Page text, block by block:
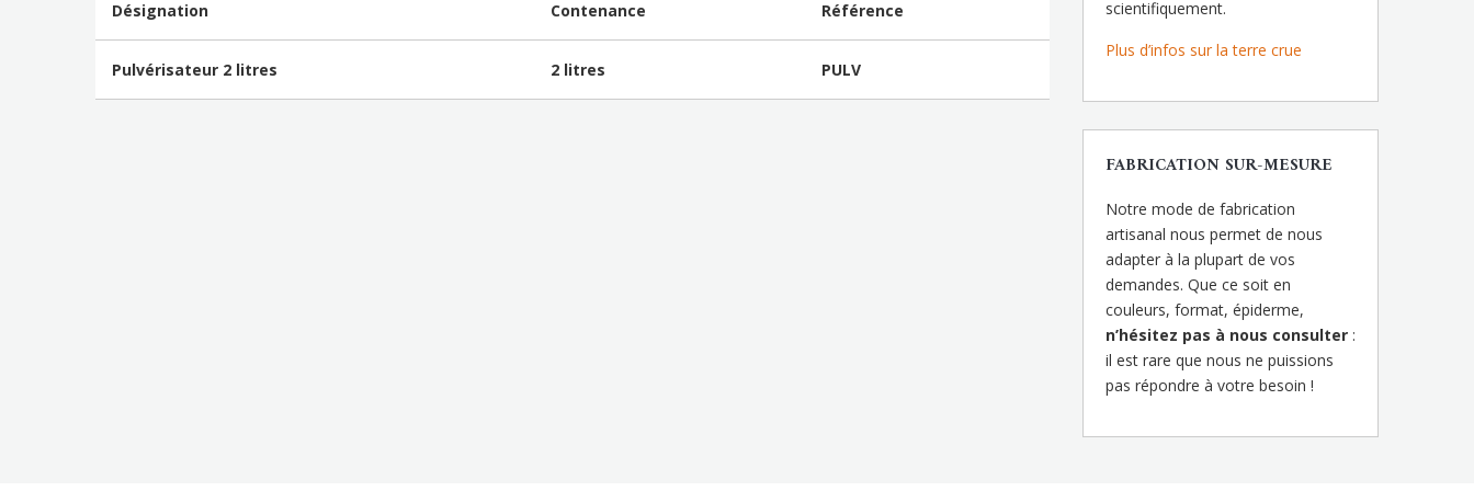
Désignation Contenance Référence
Pulvérisateur 2 litres 2 litres PULV
scientifiquement.
Plus d’infos sur la terre crue
FABRICATION SUR-MESURE
Notre mode de fabrication
artisanal nous permet de nous
adapter à la plupart de vos
demandes. Que ce soit en
couleurs, format, épiderme,
n’hésitez pas à nous consulter :
il est rare que nous ne puissions
pas répondre à votre besoin !